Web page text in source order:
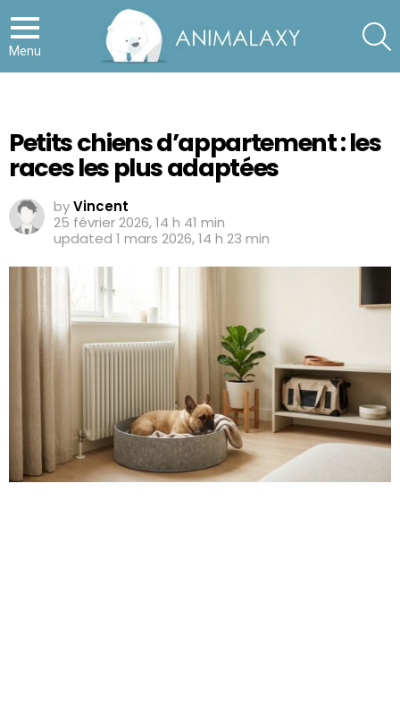
Menu
Petits chiens d’appartement : les
races les plus adaptées
byVincent
25 février 2026, 14 h 41 min
updated 1 mars 2026, 14 h 23 min